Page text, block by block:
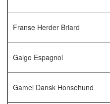
Franse Herder Briard
Galgo Espagnol
Gamel Dansk Honsehund